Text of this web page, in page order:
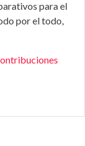
para el
por el todo,